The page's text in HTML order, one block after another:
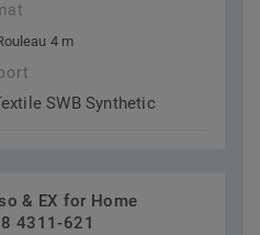
4 m
SWB Synthetic
& EX for Home
4311-621